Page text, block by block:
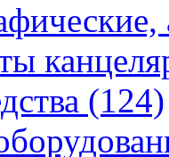
(124)